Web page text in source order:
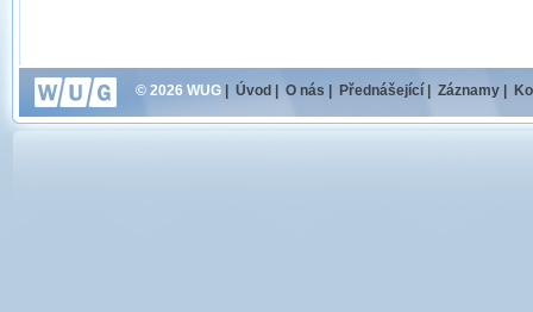
© 2026 WUG Úvod O nás Přednášející Záznamy